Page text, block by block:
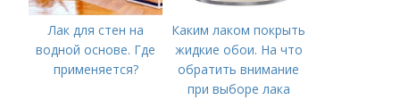
Лак для стен на
водной основе. Где
применяется?
Каким лаком покрыть
жидкие обои. На что
обратить внимание
при выборе лака